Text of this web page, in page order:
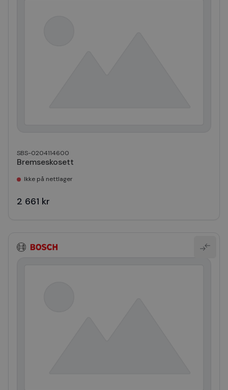
SBS-0204114600
Bremseskosett
Ikke på nettlager
2 661 kr